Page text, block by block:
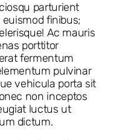
parturient
finibus;
Ac mauris
porttitor
fermentum
pulvinar
vehicula porta sit
non inceptos
luctus ut
dictum.